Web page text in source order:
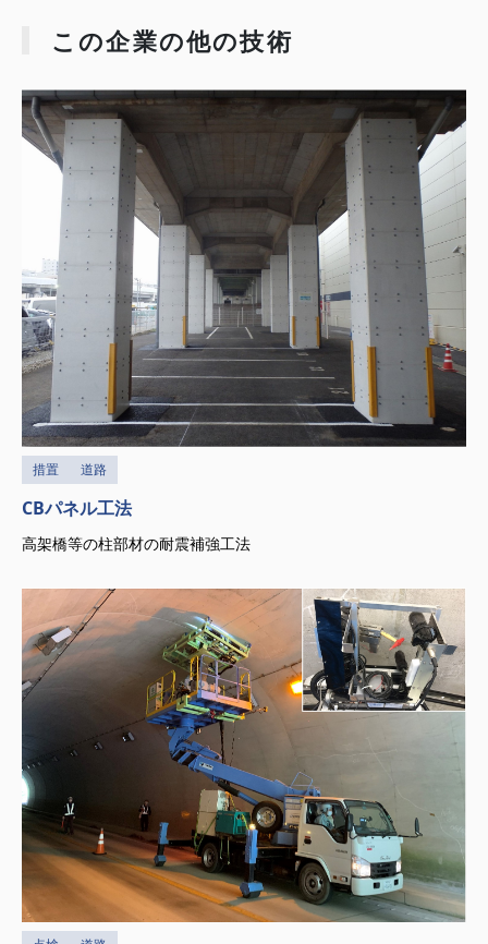
この企業の他の技術
措置 道路
CBパネル工法
高架橋等の柱部材の耐震補強工法